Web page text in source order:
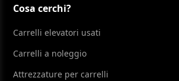
Cosa cerchi?
Carrelli elevatori usati
Carrelli a noleggio
Attrezzature per carrelli